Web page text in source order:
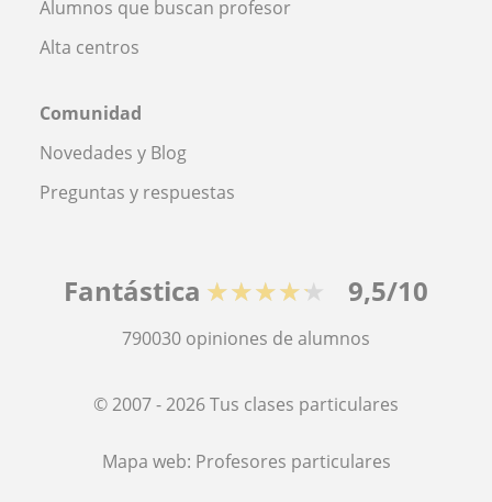
Alumnos que buscan profesor
Alta centros
Comunidad
Novedades y Blog
Preguntas y respuestas
Fantástica ★★★★★ 9,5/10
790030 opiniones de alumnos
© 2007 - 2026 Tus clases particulares
Mapa web: Profesores particulares